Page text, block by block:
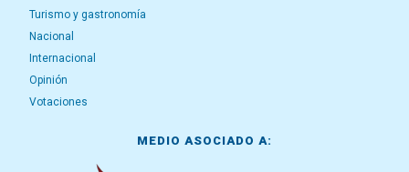
Turismo y gastronomía
Nacional
Internacional
Opinión
Votaciones
MEDIO ASOCIADO A: